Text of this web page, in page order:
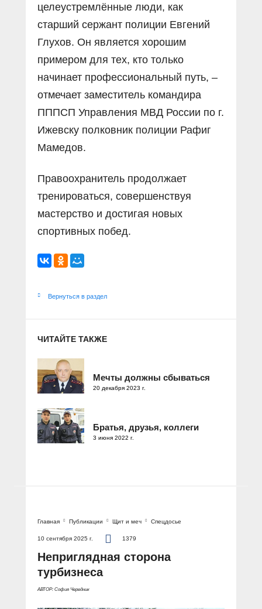
целеустремлённые люди, как
старший сержант полиции Евгений
Глухов. Он является хорошим
примером для тех, кто только
начинает профессиональный путь, –
отмечает заместитель командира
ПППСП Управления МВД России по г.
Ижевску полковник полиции Рафиг
Мамедов.
Правоохранитель продолжает
тренироваться, совершенствуя
мастерство и достигая новых
спортивных побед.
Вернуться в раздел
ЧИТАЙТЕ ТАКЖЕ
Мечты должны сбываться
20 декабря 2023 г.
Братья, друзья, коллеги
3 июня 2022 г.
Главная Публикации Щит и меч Спецдосье
10 сентября 2025 г. 1379
Неприглядная сторона
турбизнеса
АВТОР: София Чередник